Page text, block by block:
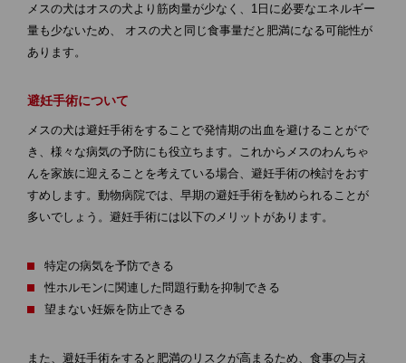
メスの犬はオスの犬より筋肉量が少なく、1日に必要なエネルギー
量も少ないため、 オスの犬と同じ食事量だと肥満になる可能性が
あります。
避妊手術について
メスの犬は避妊手術をすることで発情期の出血を避けることがで
き、様々な病気の予防にも役立ちます。これからメスのわんちゃ
んを家族に迎えることを考えている場合、避妊手術の検討をおす
すめします。動物病院では、早期の避妊手術を勧められることが
多いでしょう。避妊手術には以下のメリットがあります。
特定の病気を予防できる
性ホルモンに関連した問題行動を抑制できる
望まない妊娠を防止できる
また、避妊手術をすると肥満のリスクが高まるため、食事の与え